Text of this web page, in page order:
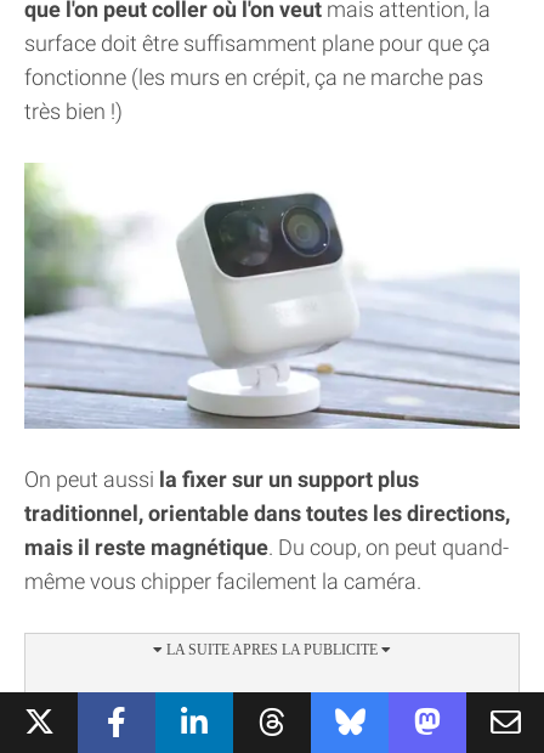
que l'on peut coller où l'on veut mais attention, la
surface doit être suffisamment plane pour que ça
fonctionne (les murs en crépit, ça ne marche pas
très bien !)
On peut aussi la fixer sur un support plus
traditionnel, orientable dans toutes les directions,
mais il reste magnétique. Du coup, on peut quand-
même vous chipper facilement la caméra.